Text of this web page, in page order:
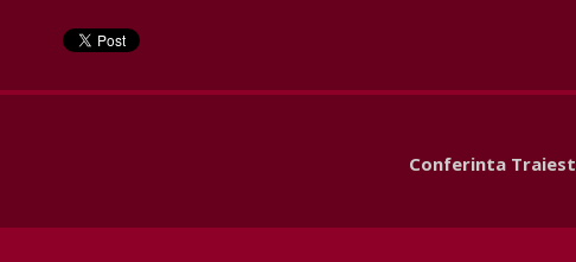
Conferinta